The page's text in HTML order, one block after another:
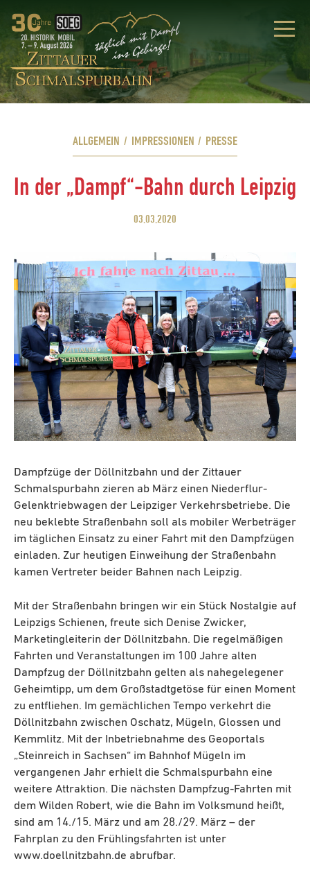
ALLGEMEIN / IMPRESSIONEN / PRESSE
In der „Dampf“-Bahn durch Leipzig
03.03.2020
Dampfzüge der Döllnitzbahn und der Zittauer
Schmalspurbahn zieren ab März einen Niederflur-
Gelenktriebwagen der Leipziger Verkehrsbetriebe. Die
neu beklebte Straßenbahn soll als mobiler Werbeträger
im täglichen Einsatz zu einer Fahrt mit den Dampfzügen
einladen. Zur heutigen Einweihung der Straßenbahn
kamen Vertreter beider Bahnen nach Leipzig.
Mit der Straßenbahn bringen wir ein Stück Nostalgie auf
Leipzigs Schienen, freute sich Denise Zwicker,
Marketingleiterin der Döllnitzbahn. Die regelmäßigen
Fahrten und Veranstaltungen im 100 Jahre alten
Dampfzug der Döllnitzbahn gelten als nahegelegener
Geheimtipp, um dem Großstadtgetöse für einen Moment
zu entfliehen. Im gemächlichen Tempo verkehrt die
Döllnitzbahn zwischen Oschatz, Mügeln, Glossen und
Kemmlitz. Mit der Inbetriebnahme des Geoportals
„Steinreich in Sachsen“ im Bahnhof Mügeln im
vergangenen Jahr erhielt die Schmalspurbahn eine
weitere Attraktion. Die nächsten Dampfzug-Fahrten mit
dem Wilden Robert, wie die Bahn im Volksmund heißt,
sind am 14./15. März und am 28./29. März – der
Fahrplan zu den Frühlingsfahrten ist unter
www.doellnitzbahn.de abrufbar.